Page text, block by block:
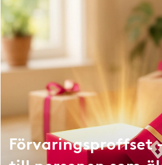
Förvaringsproffset